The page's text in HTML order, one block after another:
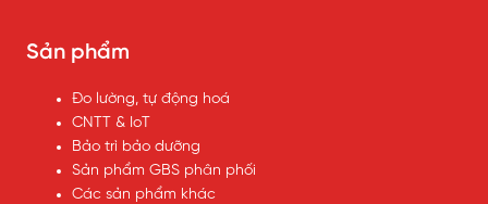
Sản phẩm
Đo lường, tự động hoá
CNTT & IoT
Bảo trì bảo dưỡng
Sản phẩm GBS phân phối
Các sản phẩm khác